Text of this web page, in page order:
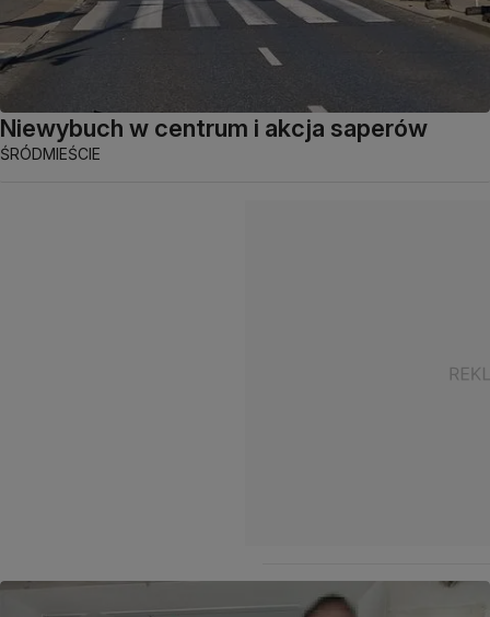
Niewybuch w centrum i akcja saperów
ŚRÓDMIEŚCIE